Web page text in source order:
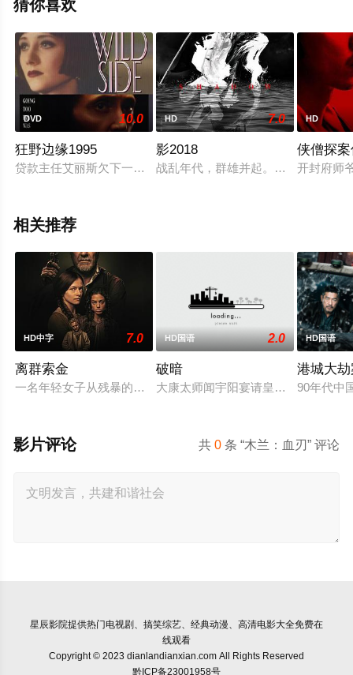
猜你喜欢
DVD 10.0
狂野边缘1995
贷款主任艾丽斯欠下一笔债项无力偿还，唯有出卖女人天赋本
HD 7.0
影2018
战乱年代，群雄并起。割据一方的沛
HD
侠僧探
开封府师
相关推荐
HD中字 7.0
离群索金
一名年轻女子从残暴的亡命团伙手中劫走了一批黄金，一路逃
HD国语 2.0
破暗
大康太师闻宇阳宴请皇上义子神策府
HD国语
港城大
90年代中
共0 条 “木兰：血刃” 评论
影片评论
星辰影院提供热门电视剧、搞笑综艺、经典动漫、高清电影大全免费在
线观看
Copyright © 2023 dianlandianxian.com All Rights Reserved
黔ICP备23001958号